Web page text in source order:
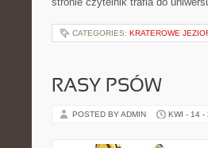
CATEGORIES: KRATEROWE
RASY PSÓW
POSTED BY ADMIN KWI - 14 -